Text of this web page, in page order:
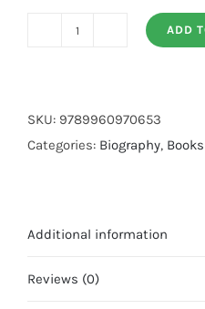
ADD
SKU: 9789960970653
Categories: Biography, Books
Additional information
Reviews (0)